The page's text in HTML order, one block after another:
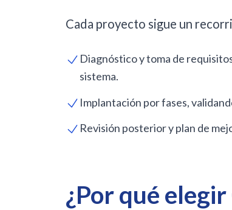
Cada proyecto sigue un
Diagnóstico y toma de
sistema.
Implantación por fases,
Revisión posterior y plan de
¿Por qué